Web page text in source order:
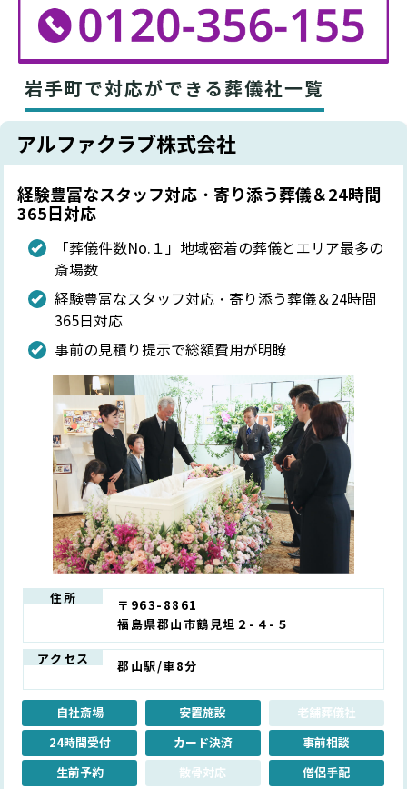
岩手町で対応ができる葬儀社一覧
アルファクラブ株式会社
経験豊富なスタッフ対応・寄り添う葬儀＆24時間
365日対応
「葬儀件数No.１」地域密着の葬儀とエリア最多の
斎場数
経験豊富なスタッフ対応・寄り添う葬儀＆24時間
365日対応
事前の見積り提示で総額費用が明瞭
住所
〒963-8861
福島県郡山市鶴見坦２-４-５
アクセス 郡山駅/車8分
自社斎場 安置施設
老舗葬儀社
24時間受付
カード決済
事前相談
生前予約
散骨対応 僧侶手配